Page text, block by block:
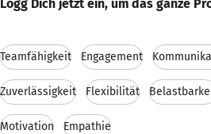
Logg Dich jetzt ein, um das ganze
Teamfähigkeit Engagement
Zuverlässigkeit Flexibilität
Motivation Empathie